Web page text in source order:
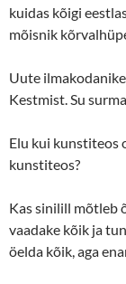
kuidas kõigi
mõisnik
Uute
Kestmist. Su
Elu kui kunstiteos
kunstiteos?
Kas sinilill mõtleb
vaadake kõik ja
öelda kõik, aga